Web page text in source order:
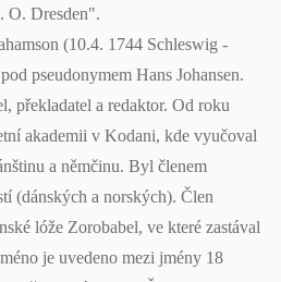
O. Dresden".
(10.4. 1744 Schleswig -
pseudonymem Hans Johansen.
překladatel a redaktor. Od roku
akademii v Kodani, kde vyučoval
a němčinu. Byl členem
(dánských a norských). Člen
lóže Zorobabel, ve které zastával
je uvedeno mezi jmény 18